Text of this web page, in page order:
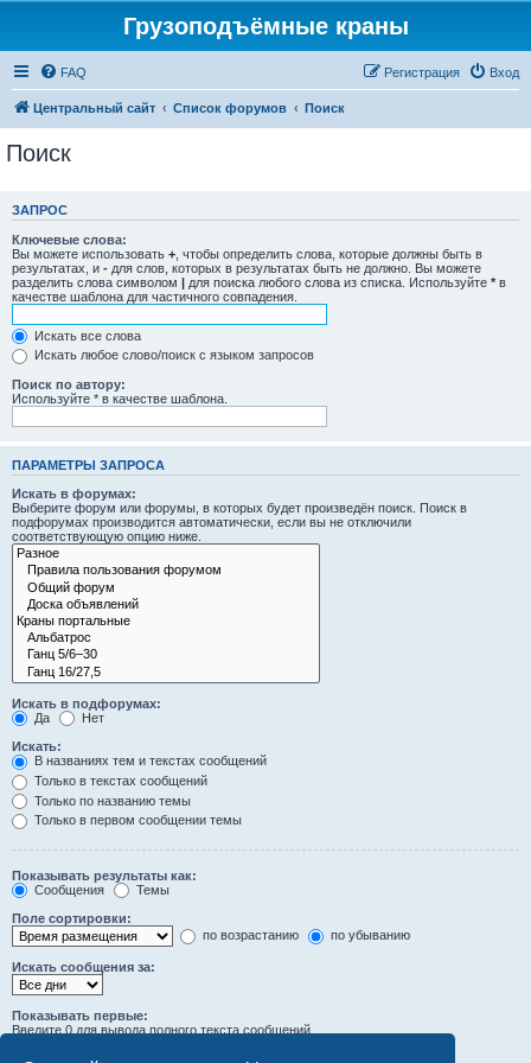
Грузоподъёмные краны
FAQ Вход
Регистрация
Центральный сайт Список форумов Поиск
Поиск
ЗАПРОС
Ключевые слова:
Вы можете использовать + , чтобы определить слова, которые должны быть в
результатах, и - для слов, которых в результатах быть не должно. Вы можете
разделить слова символом | для поиска любого слова из списка. Используйте * в
качестве шаблона для частичного совпадения.
Искать все слова
Искать любое слово/поиск с языком запросов
Поиск по автору:
Используйте * в качестве шаблона.
ПАРАМЕТРЫ ЗАПРОСА
Искать в форумах:
Выберите форум или форумы, в которых будет произведён поиск. Поиск в
подфорумах производится автоматически, если вы не отключили
соответствующую опцию ниже.
Искать в подфорумах:
Да
Нет
Искать:
В названиях тем и текстах сообщений
Только в текстах сообщений
Только по названию темы
Только в первом сообщении темы
Показывать результаты как:
Сообщения
Темы
Поле сортировки:
по возрастанию
по убыванию
Искать сообщения за:
Показывать первые:
Введите 0 для вывода полного текста сообщений.